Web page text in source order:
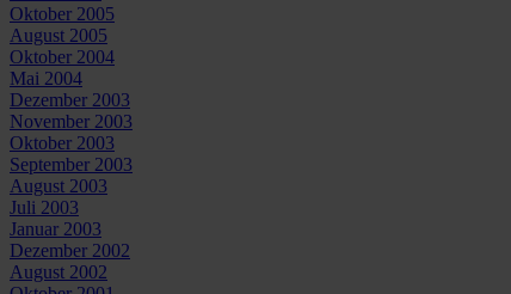
Oktober 2005
August 2005
Oktober 2004
Mai 2004
Dezember 2003
November 2003
Oktober 2003
September 2003
August 2003
Juli 2003
Januar 2003
Dezember 2002
August 2002